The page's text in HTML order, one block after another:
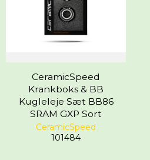
CeramicSpeed
Krankboks & BB
Kugleleje Sæt BB86
SRAM GXP Sort
CeramicSpeed
101484